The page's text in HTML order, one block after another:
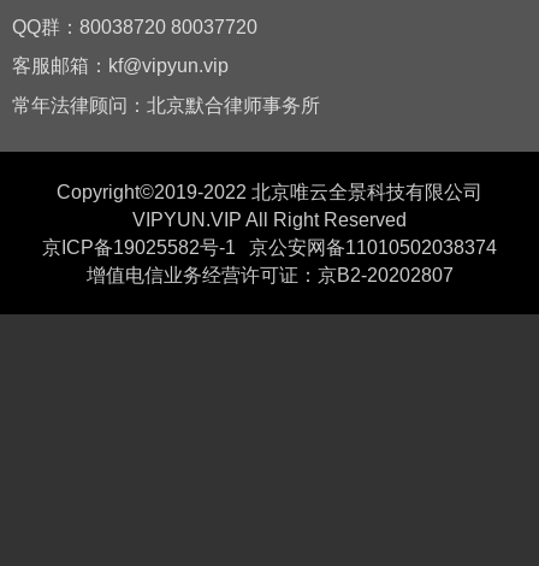
QQ群：80038720 80037720
客服邮箱：kf@vipyun.vip
常年法律顾问：北京默合律师事务所
Copyright©2019-2022 北京唯云全景科技有限公司
VIPYUN.VIP All Right Reserved
京ICP备19025582号-1
京公安网备11010502038374
增值电信业务经营许可证：京B2-20202807